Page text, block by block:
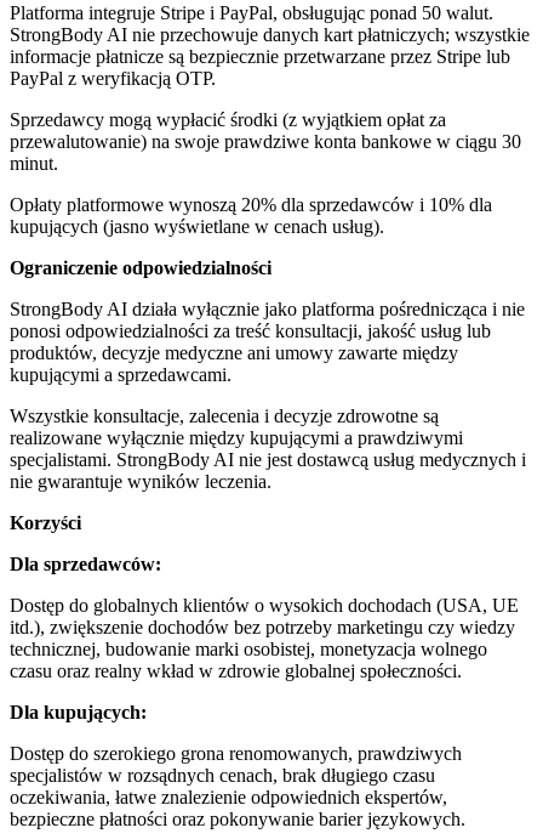
Platforma integruje Stripe i PayPal, obsługując ponad 50 walut.
StrongBody AI nie przechowuje danych kart płatniczych; wszystkie
informacje płatnicze są bezpiecznie przetwarzane przez Stripe lub
PayPal z weryfikacją OTP.
Sprzedawcy mogą wypłacić środki (z wyjątkiem opłat za
przewalutowanie) na swoje prawdziwe konta bankowe w ciągu 30
minut.
Opłaty platformowe wynoszą 20% dla sprzedawców i 10% dla
kupujących (jasno wyświetlane w cenach usług).
Ograniczenie odpowiedzialności
StrongBody AI działa wyłącznie jako platforma pośrednicząca i nie
ponosi odpowiedzialności za treść konsultacji, jakość usług lub
produktów, decyzje medyczne ani umowy zawarte między
kupującymi a sprzedawcami.
Wszystkie konsultacje, zalecenia i decyzje zdrowotne są
realizowane wyłącznie między kupującymi a prawdziwymi
specjalistami. StrongBody AI nie jest dostawcą usług medycznych i
nie gwarantuje wyników leczenia.
Korzyści
Dla sprzedawców:
Dostęp do globalnych klientów o wysokich dochodach (USA, UE
itd.), zwiększenie dochodów bez potrzeby marketingu czy wiedzy
technicznej, budowanie marki osobistej, monetyzacja wolnego
czasu oraz realny wkład w zdrowie globalnej społeczności.
Dla kupujących:
Dostęp do szerokiego grona renomowanych, prawdziwych
specjalistów w rozsądnych cenach, brak długiego czasu
oczekiwania, łatwe znalezienie odpowiednich ekspertów,
bezpieczne płatności oraz pokonywanie barier językowych.